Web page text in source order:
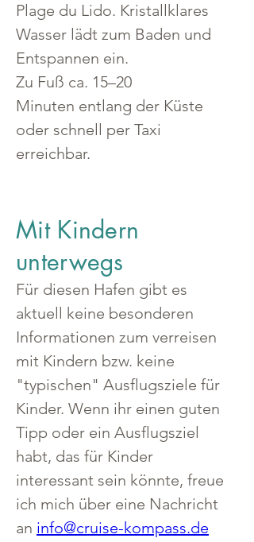
Plage du Lido. Kristallklares
Wasser lädt zum Baden und
Entspannen ein.
Zu Fuß ca. 15–20
Minuten entlang der Küste
oder schnell per Taxi
erreichbar.
Mit Kindern
unterwegs
Für diesen Hafen gibt es
aktuell keine besonderen
Informationen zum verreisen
mit Kindern bzw. keine
"typischen" Ausflugsziele für
Kinder. Wenn ihr einen guten
Tipp oder ein Ausflugsziel
habt, das für Kinder
interessant sein könnte, freue
ich mich über eine Nachricht
an info@cruise-kompass.de